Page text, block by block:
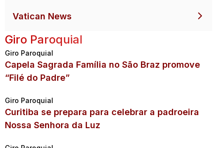
Vatican News
Giro Paroquial
Giro Paroquial
Capela Sagrada Família no São Braz promove
“Filé do Padre”
Giro Paroquial
Curitiba se prepara para celebrar a padroeira
Nossa Senhora da Luz